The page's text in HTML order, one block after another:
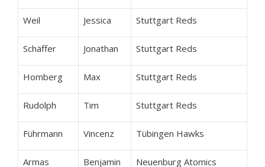
Weil Jessica Stuttgart Reds
Schäffer Jonathan Stuttgart Reds
Homberg Max Stuttgart Reds
Rudolph Tim Stuttgart Reds
Führmann Vincenz Tübingen Hawks
Armas Benjamin Neuenburg Atomics